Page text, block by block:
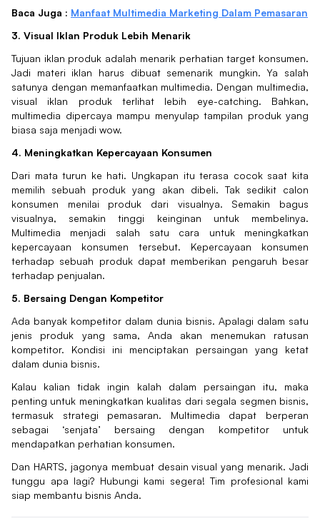
Baca Juga : Manfaat Multimedia Marketing Dalam Pemasaran
3. Visual Iklan Produk Lebih Menarik
Tujuan iklan produk adalah menarik perhatian target konsumen.
Jadi materi iklan harus dibuat semenarik mungkin. Ya salah
satunya dengan memanfaatkan multimedia. Dengan multimedia,
visual iklan produk terlihat lebih eye-catching. Bahkan,
multimedia dipercaya mampu menyulap tampilan produk yang
biasa saja menjadi wow.
4. Meningkatkan Kepercayaan Konsumen
Dari mata turun ke hati. Ungkapan itu terasa cocok saat kita
memilih sebuah produk yang akan dibeli. Tak sedikit calon
konsumen menilai produk dari visualnya. Semakin bagus
visualnya, semakin tinggi keinginan untuk membelinya.
Multimedia menjadi salah satu cara untuk meningkatkan
kepercayaan konsumen tersebut. Kepercayaan konsumen
terhadap sebuah produk dapat memberikan pengaruh besar
terhadap penjualan.
5. Bersaing Dengan Kompetitor
Ada banyak kompetitor dalam dunia bisnis. Apalagi dalam satu
jenis produk yang sama, Anda akan menemukan ratusan
kompetitor. Kondisi ini menciptakan persaingan yang ketat
dalam dunia bisnis.
Kalau kalian tidak ingin kalah dalam persaingan itu, maka
penting untuk meningkatkan kualitas dari segala segmen bisnis,
termasuk strategi pemasaran. Multimedia dapat berperan
sebagai ‘senjata’ bersaing dengan kompetitor untuk
mendapatkan perhatian konsumen.
Dan HARTS, jagonya membuat desain visual yang menarik. Jadi
tunggu apa lagi? Hubungi kami segera! Tim profesional kami
siap membantu bisnis Anda.